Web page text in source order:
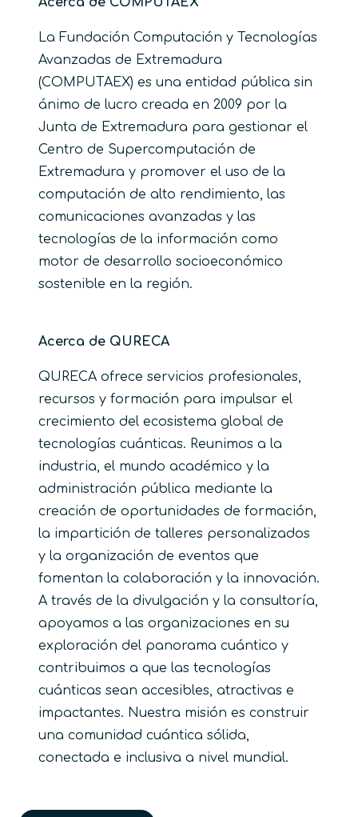
La Fundación Computación y Tecnologías
Avanzadas de Extremadura
(COMPUTAEX) es una entidad pública sin
ánimo de lucro creada en 2009 por la
Junta de Extremadura para gestionar el
Centro de Supercomputación de
Extremadura y promover el uso de la
computación de alto rendimiento, las
comunicaciones avanzadas y las
tecnologías de la información como
motor de desarrollo socioeconómico
sostenible en la región.
Acerca de QURECA
QURECA ofrece servicios profesionales,
recursos y formación para impulsar el
crecimiento del ecosistema global de
tecnologías cuánticas. Reunimos a la
industria, el mundo académico y la
administración pública mediante la
creación de oportunidades de formación,
la impartición de talleres personalizados
y la organización de eventos que
fomentan la colaboración y la innovación.
A través de la divulgación y la consultoría,
apoyamos a las organizaciones en su
exploración del panorama cuántico y
contribuimos a que las tecnologías
cuánticas sean accesibles, atractivas e
impactantes. Nuestra misión es construir
una comunidad cuántica sólida,
conectada e inclusiva a nivel mundial.